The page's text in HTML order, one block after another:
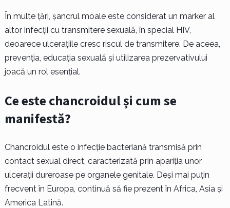
În multe țări, șancrul moale este considerat un marker al
altor infecții cu transmitere sexuală, în special HIV,
deoarece ulcerațiile cresc riscul de transmitere. De aceea,
prevenția, educația sexuală și utilizarea prezervativului
joacă un rol esențial.
Ce este chancroidul și cum se
manifestă?
Chancroidul este o infecție bacteriană transmisă prin
contact sexual direct, caracterizată prin apariția unor
ulcerații dureroase pe organele genitale. Deși mai puțin
frecvent în Europa, continuă să fie prezent în Africa, Asia și
America Latină.